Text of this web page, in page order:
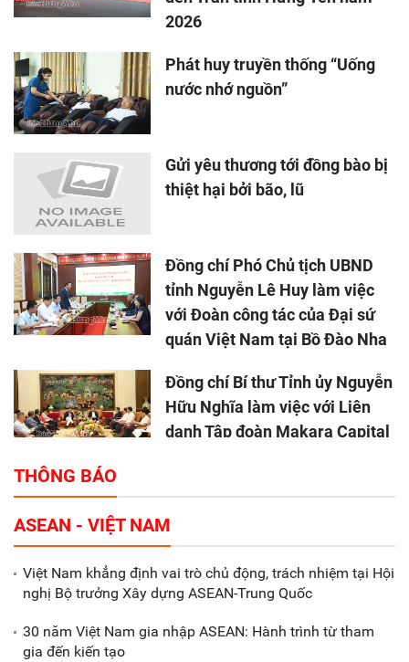
2026
Phát huy truyền thống “Uống
nước nhớ nguồn”
Gửi yêu thương tới đồng bào bị
thiệt hại bởi bão, lũ
Đồng chí Phó Chủ tịch UBND
tỉnh Nguyễn Lê Huy làm việc
với Đoàn công tác của Đại sứ
quán Việt Nam tại Bồ Đào Nha
Đồng chí Bí thư Tỉnh ủy Nguyễn
Hữu Nghĩa làm việc với Liên
danh Tập đoàn Makara Capital
Tổng thu ngân sách nhà nước 9
tháng đầu năm 2025 đạt trên
70.600 tỷ đồng
Xã Nam Đông Hưng: Gặp mặt,
biểu dương các doanh nghiệp,
THÔNG BÁO
ASEAN - VIỆT NAM
Việt Nam khẳng định vai trò chủ động, trách nhiệm tại Hội
nghị Bộ trưởng Xây dựng ASEAN-Trung Quốc
30 năm Việt Nam gia nhập ASEAN: Hành trình từ tham
gia đến kiến tạo